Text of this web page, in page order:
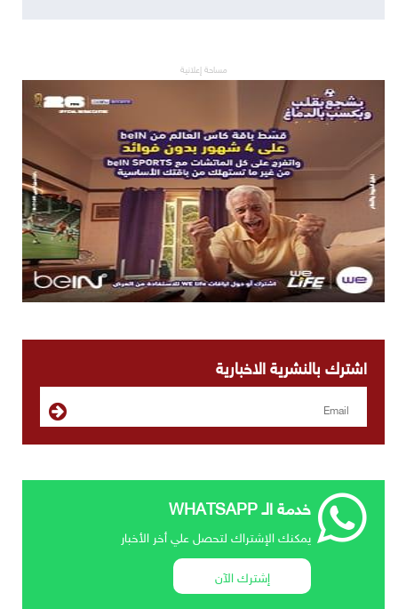
مساحة إعلانية
اشترك بالنشرية الاخبارية
خدمة الـ WHATSAPP
يمكنك الإشتراك لتحصل علي أخر الأخبار
إشترك الآن